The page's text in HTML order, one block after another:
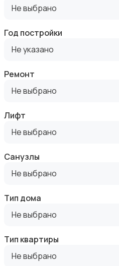
Аренда комнаты длительно
Аренда квартиры посуточно
Не выбрано
Год постройки
Не указано
Ремонт
Не выбрано
Лифт
Не выбрано
Санузлы
Не выбрано
Тип дома
Не выбрано
Тип квартиры
Не выбрано